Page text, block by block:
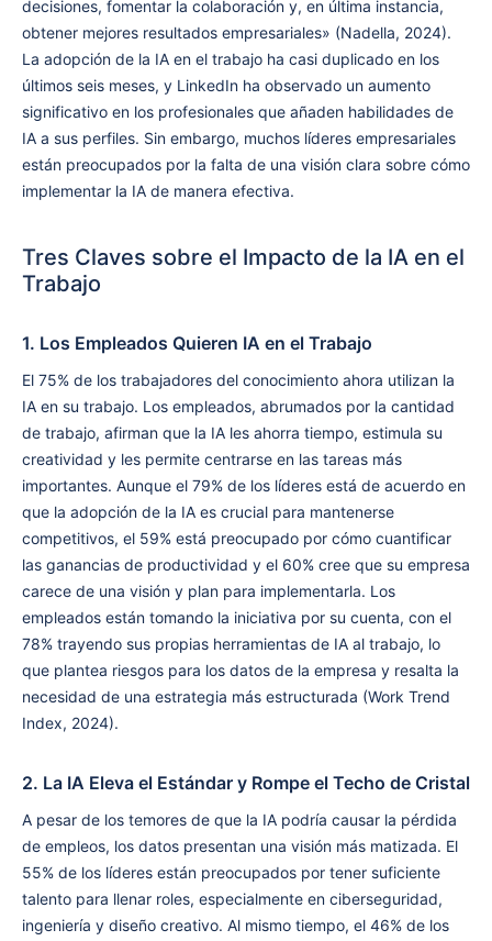
decisiones, fomentar la colaboración y, en última instancia,
obtener mejores resultados empresariales» (Nadella, 2024).
La adopción de la IA en el trabajo ha casi duplicado en los
últimos seis meses, y LinkedIn ha observado un aumento
significativo en los profesionales que añaden habilidades de
IA a sus perfiles. Sin embargo, muchos líderes empresariales
están preocupados por la falta de una visión clara sobre cómo
implementar la IA de manera efectiva.
Tres Claves sobre el Impacto de la IA en el
Trabajo
1. Los Empleados Quieren IA en el Trabajo
El 75% de los trabajadores del conocimiento ahora utilizan la
IA en su trabajo. Los empleados, abrumados por la cantidad
de trabajo, afirman que la IA les ahorra tiempo, estimula su
creatividad y les permite centrarse en las tareas más
importantes. Aunque el 79% de los líderes está de acuerdo en
que la adopción de la IA es crucial para mantenerse
competitivos, el 59% está preocupado por cómo cuantificar
las ganancias de productividad y el 60% cree que su empresa
carece de una visión y plan para implementarla. Los
empleados están tomando la iniciativa por su cuenta, con el
78% trayendo sus propias herramientas de IA al trabajo, lo
que plantea riesgos para los datos de la empresa y resalta la
necesidad de una estrategia más estructurada (Work Trend
Index, 2024).
2. La IA Eleva el Estándar y Rompe el Techo de Cristal
A pesar de los temores de que la IA podría causar la pérdida
de empleos, los datos presentan una visión más matizada. El
55% de los líderes están preocupados por tener suficiente
talento para llenar roles, especialmente en ciberseguridad,
ingeniería y diseño creativo. Al mismo tiempo, el 46% de los